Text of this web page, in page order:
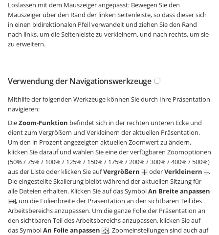
Loslassen mit dem Mauszeiger angepasst: Bewegen Sie den
Mauszeiger über den Rand der linken Seitenleiste, so dass dieser sich
in einen bidirektionalen Pfeil verwandelt und ziehen Sie den Rand
nach links, um die Seitenleiste zu verkleinern, und nach rechts, um sie
zu erweitern.
Verwendung der Navigationswerkzeuge
Mithilfe der folgenden Werkzeuge können Sie durch Ihre Präsentation
navigieren:
DieZoom-Funktion befindet sich in der rechten unteren Ecke und
dient zum Vergrößern und Verkleinern der aktuellen Präsentation.
Um den in Prozent angezeigten aktuellen Zoomwert zu ändern,
klicken Sie darauf und wählen Sie eine der verfügbaren Zoomoptionen
(50% / 75% / 100% / 125% / 150% / 175% / 200% / 300% / 400% / 500%)
aus der Liste oder klicken Sie aufVergrößern oderVerkleinern
.
Die eingestellte Skalierung bleibt während der aktuellen Sitzung für
alle Dateien erhalten. Klicken Sie auf das SymbolAn Breite anpassen
, um die Folienbreite der Präsentation an den sichtbaren Teil des
Arbeitsbereichs anzupassen. Um die ganze Folie der Präsentation an
den sichtbaren Teil des Arbeitsbereichs anzupassen, klicken Sie auf
das SymbolAn Folie anpassen
. Zoomeinstellungen sind auch auf